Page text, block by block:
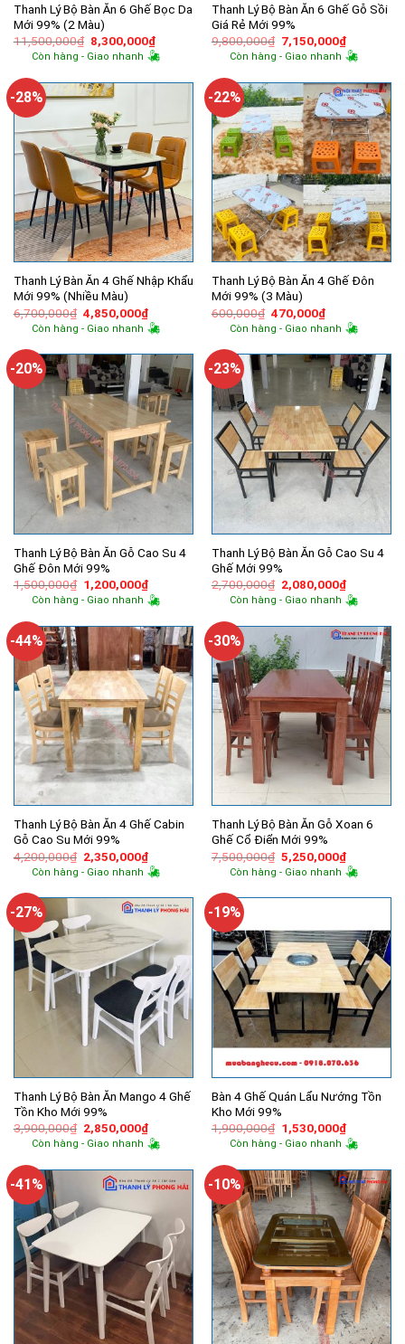
Thanh Lý Bộ Bàn Ăn 6 Ghế Bọc Da
Mới 99% (2 Màu)
11,500,000₫ Giá
gốc
là:
8,300,000₫Giá
hiện
tại
8,300,000₫.
Còn hàng - Giao nhanh
Thanh Lý Bộ Bàn Ăn 6 Ghế Gỗ Sồi
Giá Rẻ Mới 99%
9,800,000₫ Giá
gốc
là:
7,150,000₫Giá
hiện
tại
Còn hàng - Giao nhanh
-28%
Thanh Lý Bàn Ăn 4 Ghế Nhập Khẩu
Mới 99% (Nhiều Màu)
6,700,000₫ Giá
gốc
là:
4,850,000₫Giá
hiện
tại
4,850,000₫.
Còn hàng - Giao nhanh
-22%
Thanh Lý Bộ Bàn Ăn 4 Ghế Đôn
Mới 99% (3 Màu)
600,000₫ Giá
gốc
là:
470,000₫Giá
hiện
tại
470,000₫.
Còn hàng - Giao nhanh
-20%
Thanh Lý Bộ Bàn Ăn Gỗ Cao Su 4
Ghế Đôn Mới 99%
1,500,000₫ Giá
gốc
là:
1,200,000₫Giá
hiện
tại
1,200,000₫.
Còn hàng - Giao nhanh
-23%
Thanh Lý Bộ Bàn Ăn Gỗ Cao Su 4
Ghế Mới 99%
2,700,000₫ Giá
gốc
là:
2,080,000₫Giá
hiện
tại
Còn hàng - Giao nhanh
-44%
Thanh Lý Bộ Bàn Ăn 4 Ghế Cabin
Gỗ Cao Su Mới 99%
4,200,000₫ Giá
gốc
là:
2,350,000₫Giá
hiện
tại
2,350,000₫.
Còn hàng - Giao nhanh
-30%
Thanh Lý Bộ Bàn Ăn Gỗ Xoan 6
Ghế Cổ Điển Mới 99%
7,500,000₫ Giá
gốc
là:
5,250,000₫Giá
hiện
tại
Còn hàng - Giao nhanh
-27%
Thanh Lý Bộ Bàn Ăn Mango 4 Ghế
Tồn Kho Mới 99%
3,900,000₫ Giá
gốc
là:
2,850,000₫Giá
hiện
tại
2,850,000₫.
Còn hàng - Giao nhanh
-19%
Bàn 4 Ghế Quán Lẩu Nướng Tồn
Kho Mới 99%
1,900,000₫ Giá
gốc
là:
1,530,000₫Giá
hiện
tại
Còn hàng - Giao nhanh
-41% -10%